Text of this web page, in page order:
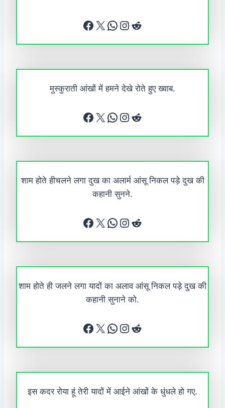
Facebook X WhatsApp Instagram Reddit
मुस्कुराती आंखों में हमने देखे रोते हुए ख्वाब.
Facebook X WhatsApp Instagram Reddit
शाम होते हीचलने लगा दुख का अलार्म आंसू निकल पड़े दुख की
कहानी सुनने.
Facebook X WhatsApp Instagram Reddit
शाम होते ही जलने लगा यादों का अलाव आंसू निकल पड़े दुख की
कहानी सुनाने को.
Facebook X WhatsApp Instagram Reddit
इस कदर रोया हूं तेरी यादों में आईने आंखों के धुंधले हो गए.